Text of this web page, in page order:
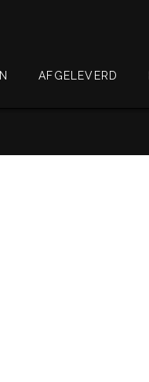
AFGELEVERD